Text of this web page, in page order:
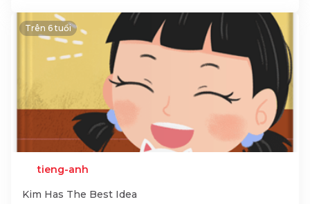
Trên 6 tuổi
tieng-anh
Kim Has The Best Idea